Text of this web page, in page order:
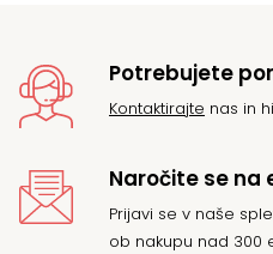
Potrebujete
Kontaktirajte nas in
Naročite se na
Prijavi se v naše
ob nakupu nad 300